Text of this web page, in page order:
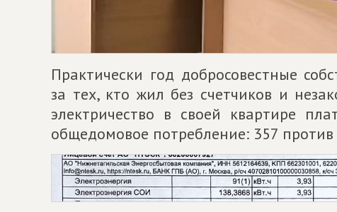
Практически год добросовестные
за тех, кто жил без счетчиков и
электричество в своей квартире
общедомовое потребление: 357 против